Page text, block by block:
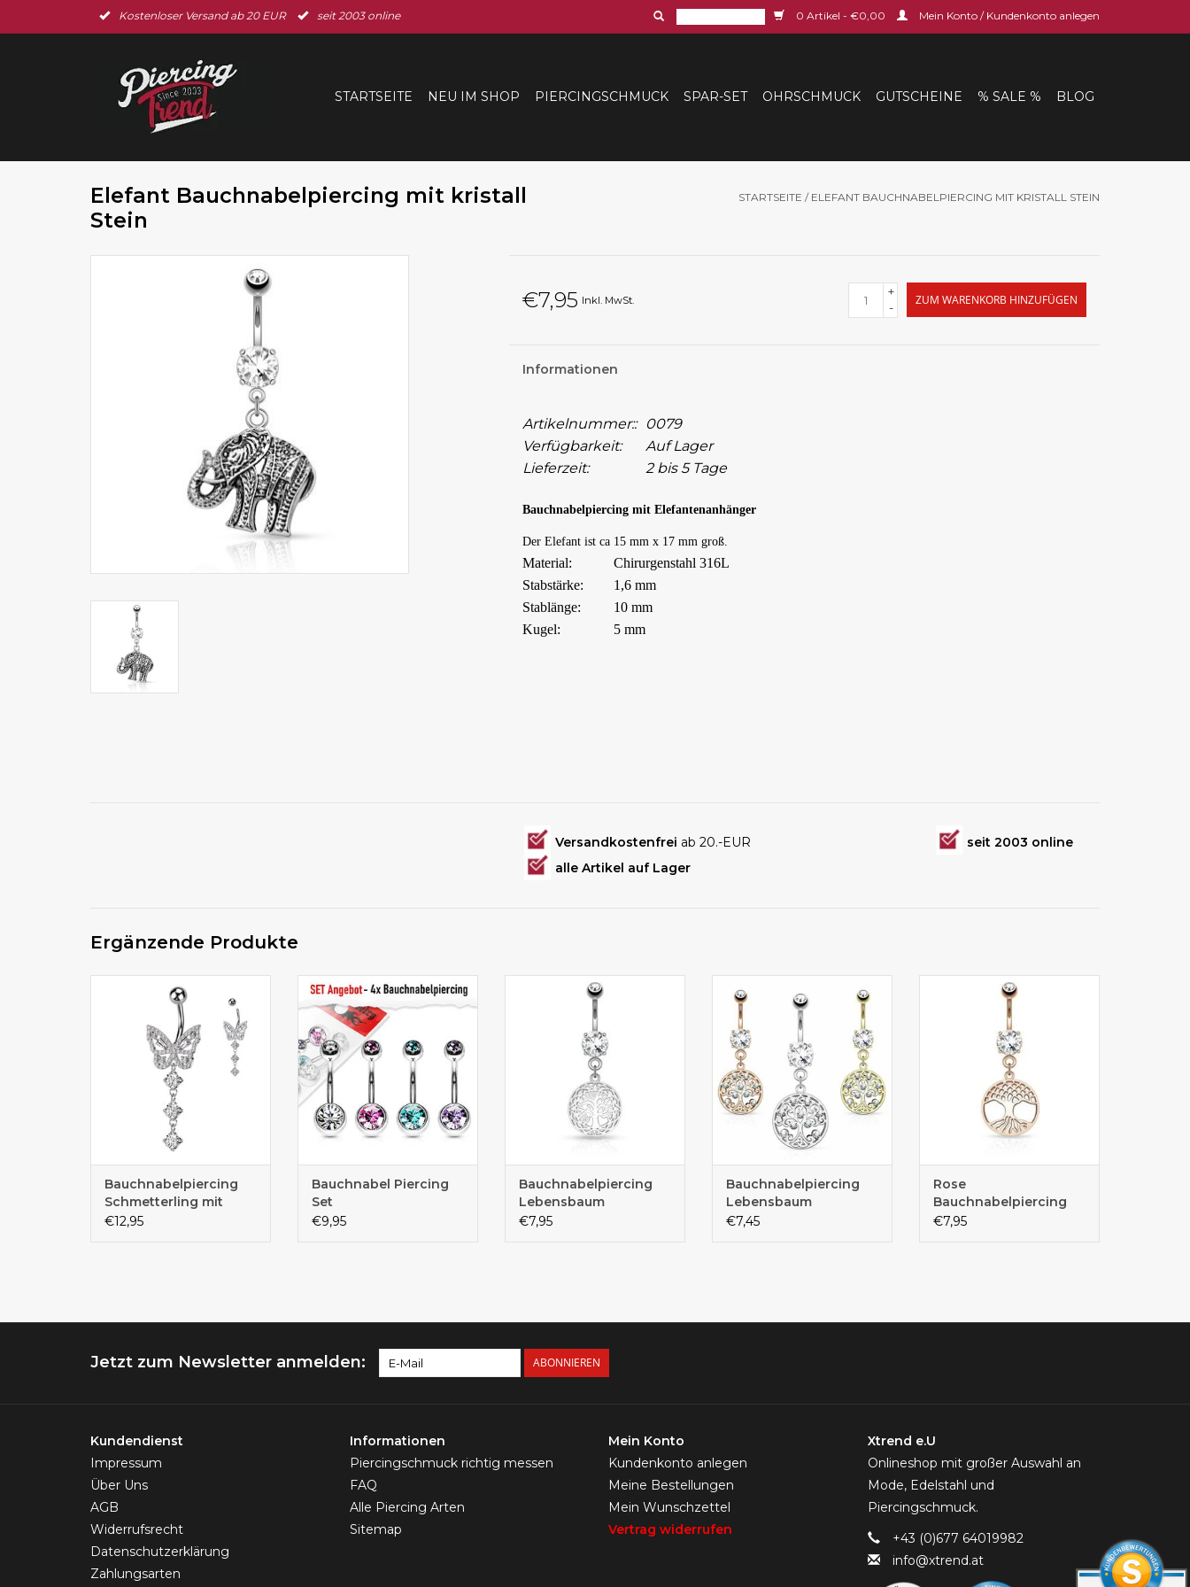
Kostenloser Versand ab 20 EUR seit 2003 online 0 Artikel - €0,00 Mein Konto / Kundenkonto anlegen
STARTSEITE NEU IM SHOP PIERCINGSCHMUCK SPAR-SET OHRSCHMUCK GUTSCHEINE % SALE % BLOG
Elefant Bauchnabelpiercing mit kristall
Stein
STARTSEITE / ELEFANT BAUCHNABELPIERCING MIT KRISTALL STEIN
€7,95 Inkl. MwSt.
+
-
ZUM WARENKORB HINZUFÜGEN
Informationen
Artikelnummer::
0079
Verfügbarkeit:
Auf Lager
Lieferzeit:
2 bis 5 Tage
Bauchnabelpiercing mit Elefantenanhänger
Der Elefant ist ca 15 mm x 17 mm groß.
Material:
Chirurgenstahl 316L
Stabstärke:
1,6 mm
Stablänge:
10 mm
Kugel:
5 mm
Versandkostenfrei ab 20.-EUR
seit 2003 online
alle Artikel auf Lager
Ergänzende Produkte
Bauchnabelpiercing
Schmetterling mit
Kristall-Zirkonia –
€12,95
Bauchnabelpiercing kaufen
Bauchnabel Piercing
Set
€9,95
Bauchnabelpiercing mit
Lebensbaum Anhänger
Bauchnabelpiercing
Lebensbaum
silberfärbig
€7,95
Bauchnabelpiercing
Lebensbaum
€7,45
Bauchnabelpiercing rosefärbig
mit Lebensbaum-Anhänger
Rose
Bauchnabelpiercing
€7,95
Jetzt zum Newsletter anmelden: ABONNIEREN
Kundendienst
Impressum
Über Uns
AGB
Widerrufsrecht
Datenschutzerklärung
Zahlungsarten
Informationen
Piercingschmuck richtig messen
FAQ
Alle Piercing Arten
Sitemap
Mein Konto
Kundenkonto anlegen
Meine Bestellungen
Mein Wunschzettel
Vertrag widerrufen
Xtrend e.U
Onlineshop mit großer Auswahl an
Mode, Edelstahl und
Piercingschmuck.
+43 (0)677 64019982
info@xtrend.at